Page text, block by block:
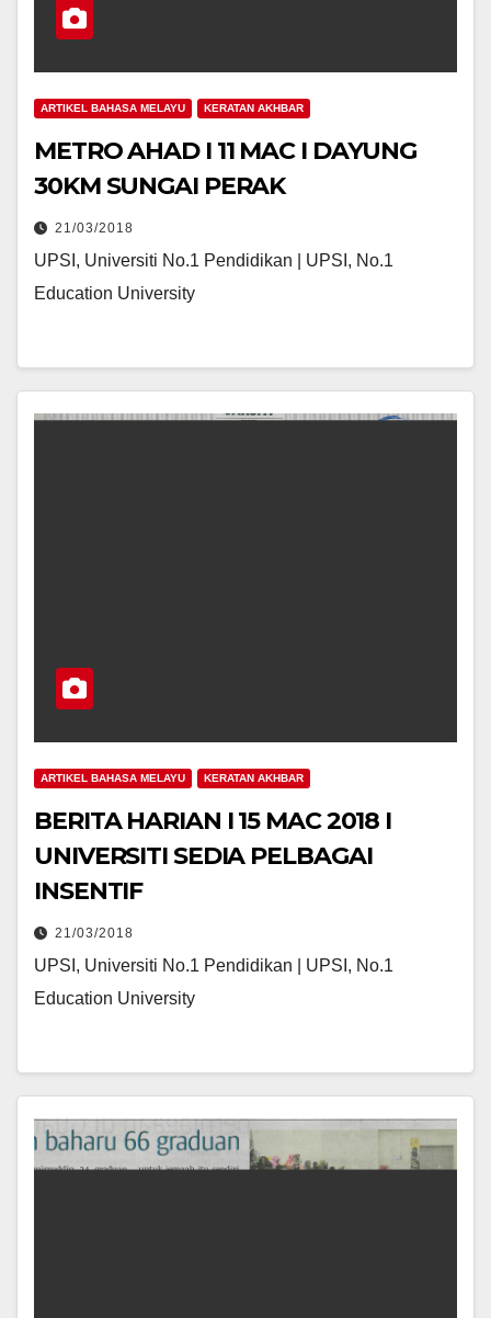
ARTIKEL BAHASA MELAYU KERATAN AKHBAR
METRO AHAD I 11 MAC I DAYUNG
30KM SUNGAI PERAK
21/03/2018
UPSI, Universiti No.1 Pendidikan | UPSI, No.1
Education University
ARTIKEL BAHASA MELAYU KERATAN AKHBAR
BERITA HARIAN I 15 MAC 2018 I
UNIVERSITI SEDIA PELBAGAI
INSENTIF
21/03/2018
UPSI, Universiti No.1 Pendidikan | UPSI, No.1
Education University